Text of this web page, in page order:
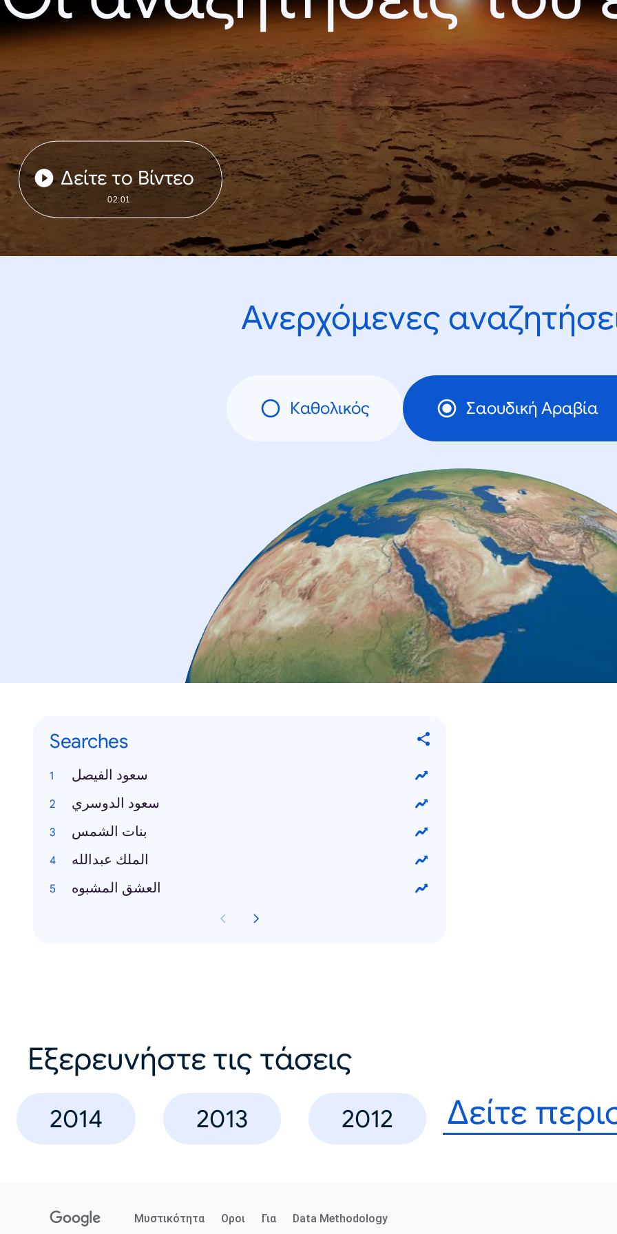
Δείτε το Βίντεο
02:01
Ανερχόμενες
Καθολικός Σαουδική Αραβία
Searches
سعود الفيصل
سعود الدوسري
بنات الشمس
الملك عبدالله
العشق المشبوه
Εξερευνήστε τις τάσεις
2014 2013 2012 Δείτε
Μυστικότητα Οροι Για Data Methodology